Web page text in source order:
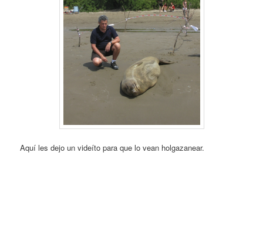
Aquí les dejo un videíto para que lo vean holgazanear.